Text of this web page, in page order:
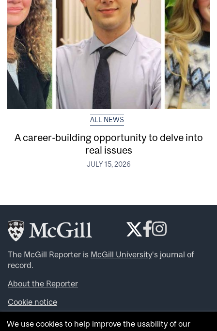
ALL NEWS
A career-building opportunity to delve into
real issues
JULY 15, 2026
The McGill Reporter is McGill University‘s journal of
record.
About the Reporter
Cookie notice
Looking for more news, videos and expert opinions? Try
We use cookies to help improve the usability of our